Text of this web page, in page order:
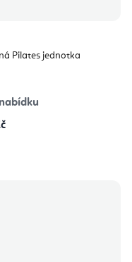
Pilates jednotka